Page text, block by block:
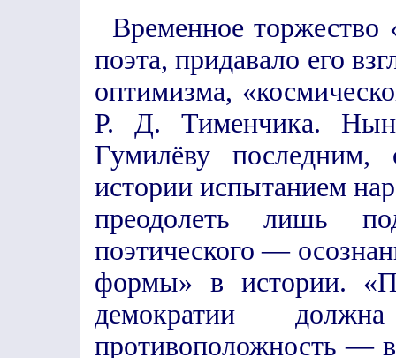
Временное торжество
поэта, придавало его
оптимизма,
Р. Д. Тименчика.
Гумилёву
истории испытанием
преодолеть лишь
поэтического —
формы» в истории.
демократии
противоположность — в